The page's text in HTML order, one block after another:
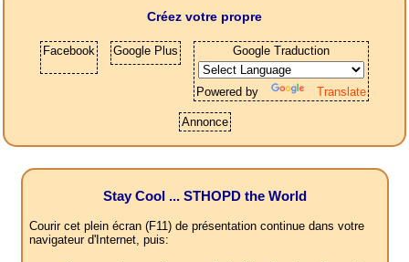
Créez votre propre
Facebook Google Plus Google Traduction
Powered by Translate
Annonce
Stay Cool ... STHOPD the World
Courir cet plein écran (F11) de présentation continue dans votre
navigateur d'Internet, puis: